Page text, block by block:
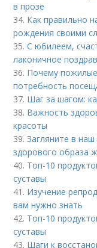
в прозе
34. Как правильно
рождения своими
35.С юбилеем,
лаконичное
36. Почему
потребность
37. Шаг за шагом:
38. Важность
красоты
39.Загляните в
здорового образа
40. Топ-10
суставы
41. Изучение
вам нужно знать
42. Топ-10
суставы
43. Шаги к